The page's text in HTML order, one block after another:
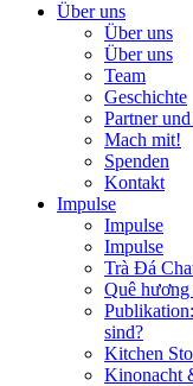
Über uns
Über uns
Über uns
Team
Geschichte
Partner
Mach mit!
Spenden
Kontakt
Impulse
Impulse
Impulse
Trà Đá
Quê
sind?
Kitchen
Kinonacht